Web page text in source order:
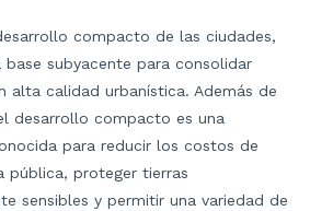
compacto de las ciudades,
subyacente para consolidar
alta calidad urbanística. Además de
desarrollo compacto es una
para reducir los costos de
pública, proteger tierras
sensibles y permitir una variedad de